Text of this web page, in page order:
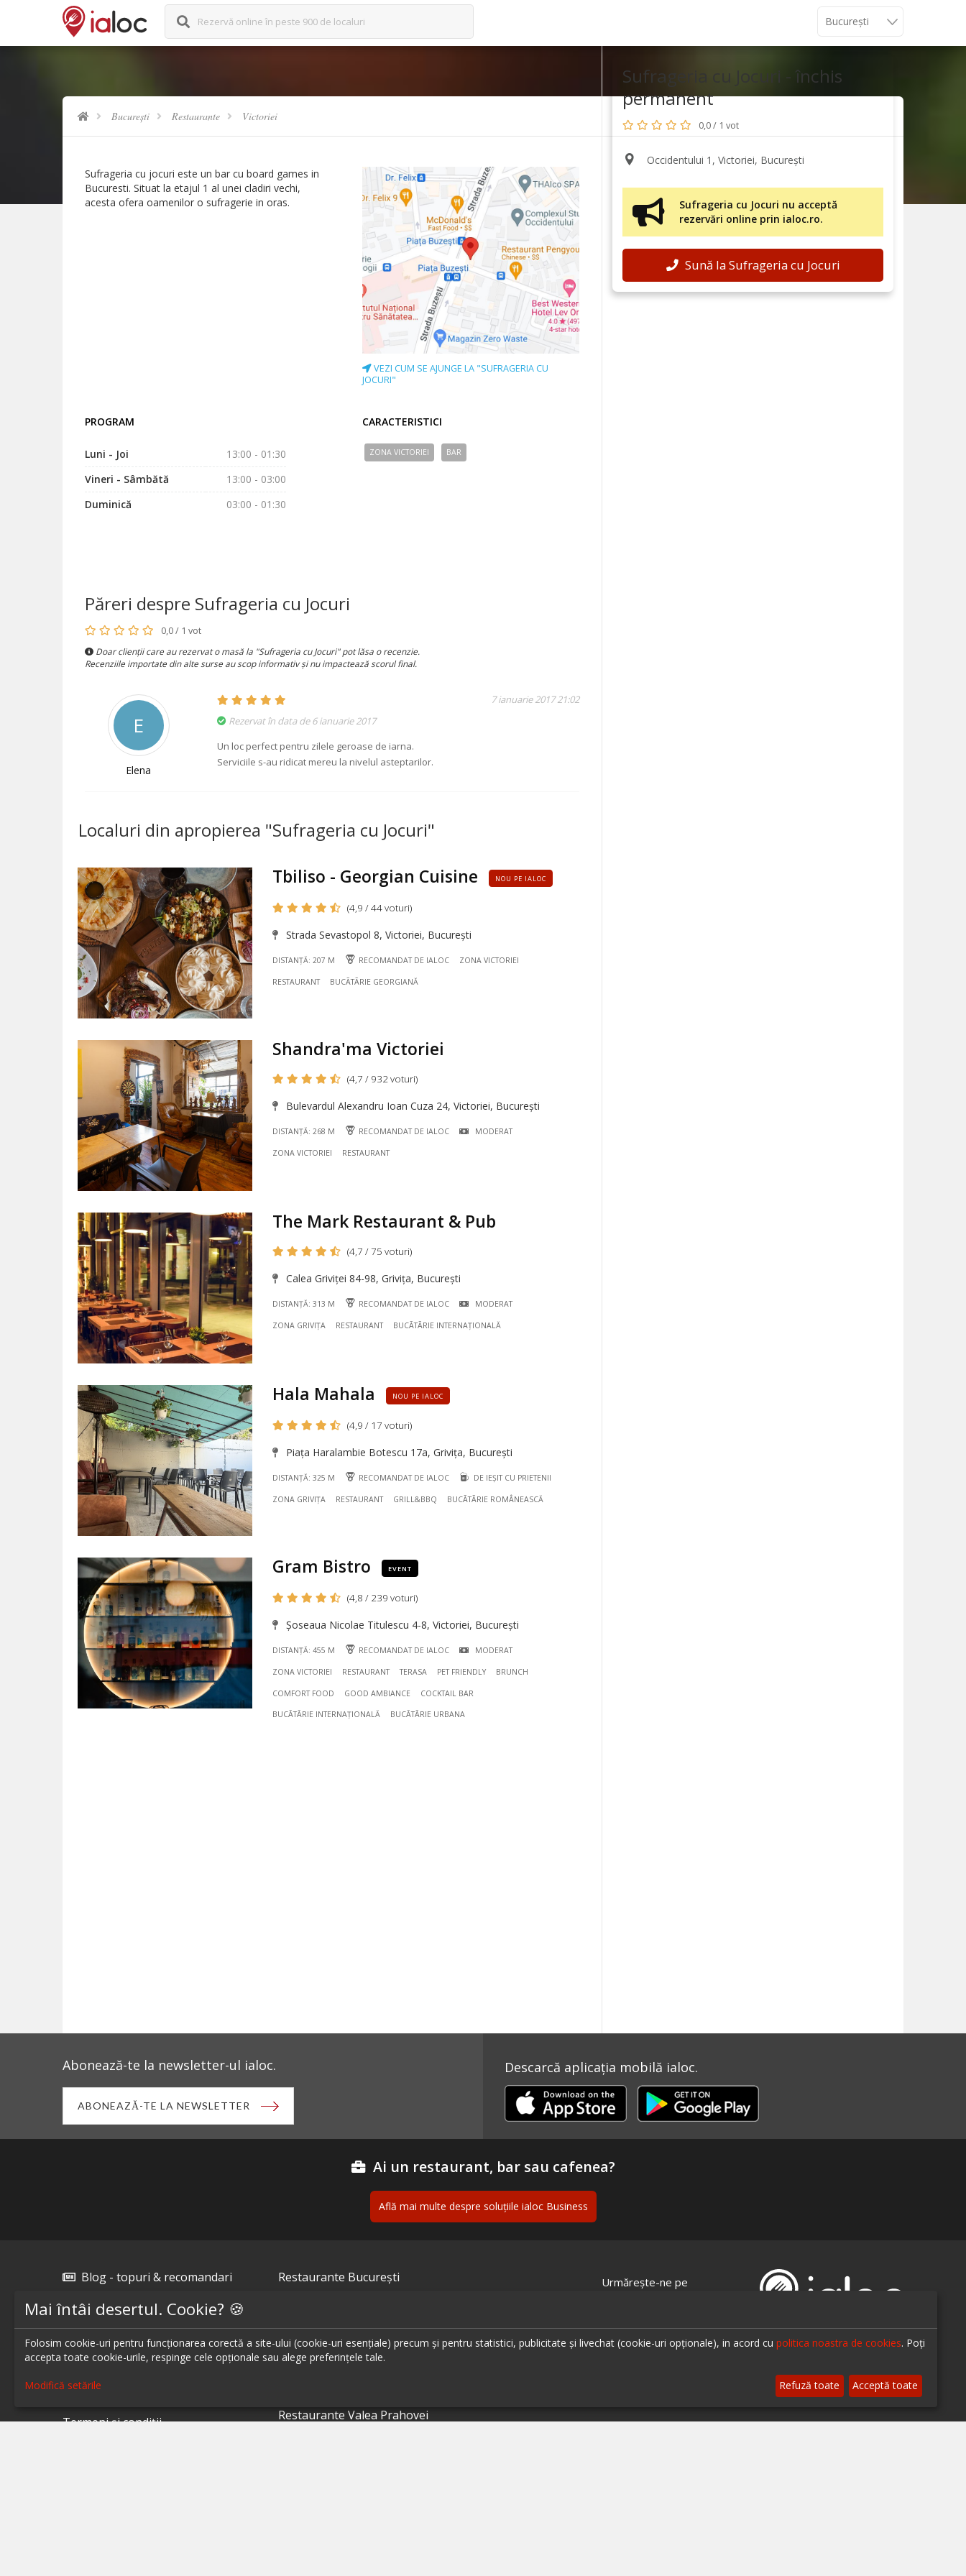
Rezervă online în peste 900 de localuri
București Restaurante Victoriei
Sufrageria cu Jocuri - închis
permanent
0,0 / 1 vot
Occidentului 1, Victoriei, București
Sufrageria cu Jocuri nu acceptă
rezervări online prin ialoc.ro.
Sună la Sufrageria cu Jocuri
Sufrageria cu jocuri este un bar cu board games in
Bucuresti. Situat la etajul 1 al unei cladiri vechi,
acesta ofera oamenilor o sufragerie in oras.
VEZI CUM SE AJUNGE LA "SUFRAGERIA CU
JOCURI"
PROGRAM
Luni - Joi
13:00 - 01:30
Vineri - Sâmbătă
13:00 - 03:00
Duminică
03:00 - 01:30
CARACTERISTICI
ZONA VICTORIEI BAR
Păreri despre Sufrageria cu Jocuri
0,0 / 1 vot
Doar clienții care au rezervat o masă la "Sufrageria cu Jocuri" pot lăsa o recenzie.
Recenziile importate din alte surse au scop informativ și nu impactează scorul final.
E
Elena
7 ianuarie 2017 21:02
Rezervat în data de 6 ianuarie 2017
Un loc perfect pentru zilele geroase de iarna.
Serviciile s-au ridicat mereu la nivelul asteptarilor.
Localuri din apropierea "Sufrageria cu Jocuri"
Tbiliso - Georgian Cuisine NOU PE IALOC
(4,9 / 44 voturi)
Strada Sevastopol 8, Victoriei, București
DISTANȚĂ: 207 M RECOMANDAT DE IALOC ZONA VICTORIEI
RESTAURANT BUCÃTÃRIE GEORGIANĂ
Shandra'ma Victoriei
(4,7 / 932 voturi)
Bulevardul Alexandru Ioan Cuza 24, Victoriei, București
DISTANȚĂ: 268 M RECOMANDAT DE IALOC MODERAT
ZONA VICTORIEI RESTAURANT
The Mark Restaurant & Pub
(4,7 / 75 voturi)
Calea Griviței 84-98, Grivița, București
DISTANȚĂ: 313 M RECOMANDAT DE IALOC MODERAT
ZONA GRIVIȚA RESTAURANT BUCÃTÃRIE INTERNAȚIONALĂ
Hala Mahala NOU PE IALOC
(4,9 / 17 voturi)
Piaţa Haralambie Botescu 17a, Grivița, București
DISTANȚĂ: 325 M RECOMANDAT DE IALOC DE IEȘIT CU PRIETENII
ZONA GRIVIȚA RESTAURANT GRILL&BBQ BUCÃTÃRIE ROMÂNEASCĂ
Gram Bistro EVENT
(4,8 / 239 voturi)
Șoseaua Nicolae Titulescu 4-8, Victoriei, București
DISTANȚĂ: 455 M RECOMANDAT DE IALOC MODERAT
ZONA VICTORIEI RESTAURANT TERASA PET FRIENDLY BRUNCH
COMFORT FOOD GOOD AMBIANCE COCKTAIL BAR
BUCÃTÃRIE INTERNAȚIONALĂ BUCÃTÃRIE URBANA
Abonează-te la newsletter-ul ialoc.
ABONEAZĂ-TE LA NEWSLETTER
Descarcă aplicația mobilă ialoc.
Ai un restaurant, bar sau cafenea?
Află mai multe despre soluțiile ialoc Business
Blog - topuri & recomandari
Podcast
Despre ialoc
Termeni și condiții
Restaurante București
Restaurante Brașov
Restaurante Iași
Restaurante Valea Prahovei
Urmărește-ne pe
© 2026 ialoc. Toate drepturile rezervate.
Mai întâi desertul. Cookie? 🍪
Folosim cookie-uri pentru funcționarea corectă a site-ului (cookie-uri esențiale) precum și pentru statistici, publicitate și livechat (cookie-uri opționale), in acord cu politica noastra de cookies. Poți
accepta toate cookie-urile, respinge cele opționale sau alege preferințele tale.
Modifică setările Refuză toate Acceptă toate